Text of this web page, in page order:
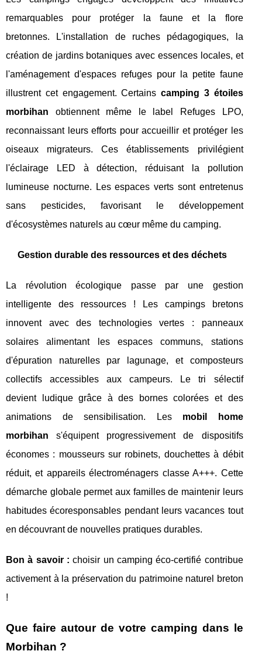
remarquables pour protéger la faune et la flore
bretonnes. L'installation de ruches pédagogiques, la
création de jardins botaniques avec essences locales, et
l'aménagement d'espaces refuges pour la petite faune
illustrent cet engagement. Certainscamping 3 étoiles
morbihan obtiennent même le label Refuges LPO,
reconnaissant leurs efforts pour accueillir et protéger les
oiseaux migrateurs. Ces établissements privilégient
l'éclairage LED à détection, réduisant la pollution
lumineuse nocturne. Les espaces verts sont entretenus
sans pesticides, favorisant le développement
d'écosystèmes naturels au cœur même du camping.
Gestion durable des ressources et des déchets
La révolution écologique passe par une gestion
intelligente des ressources ! Les campings bretons
innovent avec des technologies vertes : panneaux
solaires alimentant les espaces communs, stations
d'épuration naturelles par lagunage, et composteurs
collectifs accessibles aux campeurs. Le tri sélectif
devient ludique grâce à des bornes colorées et des
animations de sensibilisation. Les mobil home
morbihan s'équipent progressivement de dispositifs
économes : mousseurs sur robinets, douchettes à débit
réduit, et appareils électroménagers classe A+++. Cette
démarche globale permet aux familles de maintenir leurs
habitudes écoresponsables pendant leurs vacances tout
en découvrant de nouvelles pratiques durables.
Bon à savoir : choisir un camping éco-certifié contribue
activement à la préservation du patrimoine naturel breton
!
Que faire autour de votre camping dans le
Morbihan ?